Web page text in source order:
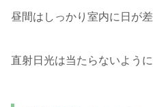
昼間はしっかり室内に日が
直射日光は当たらないように